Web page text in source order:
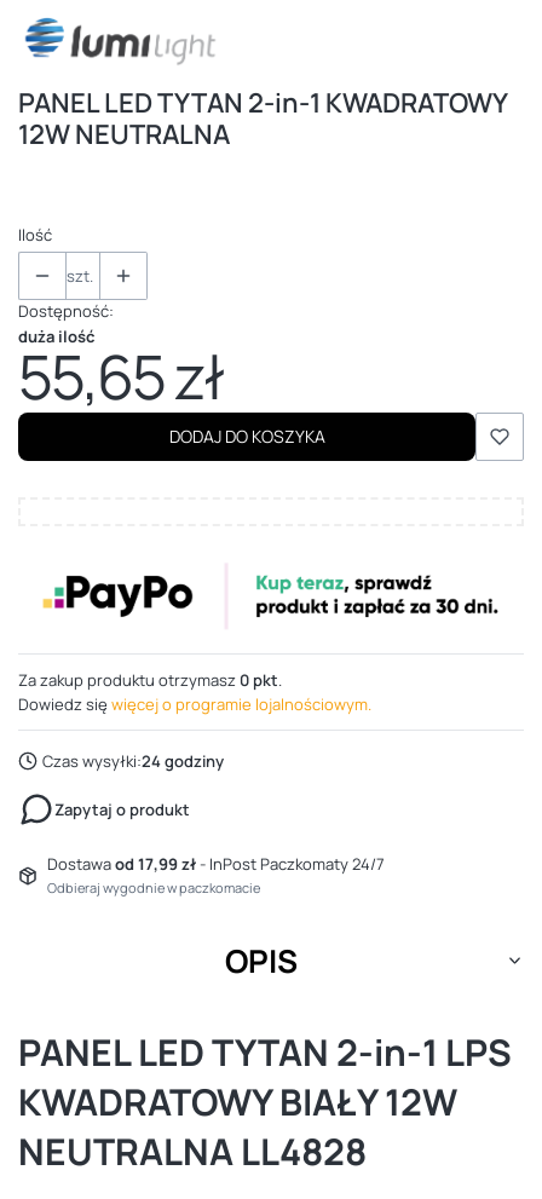
PANEL LED TYTAN 2-in-1 KWADRATOWY
12W NEUTRALNA
Ilość
szt.
Dostępność:
duża ilość
Cena
55,65 zł
DODAJ DO KOSZYKA
Za zakup produktu otrzymasz 0 pkt.
Dowiedz się więcej o programie lojalnościowym.
Czas wysyłki:24 godziny
Zapytaj o produkt
Dostawaod 17,99 zł- InPost Paczkomaty 24/7
Odbieraj wygodnie w paczkomacie
OPIS
PANEL LED TYTAN 2-in-1 LPS
KWADRATOWY BIAŁY 12W
NEUTRALNA LL4828